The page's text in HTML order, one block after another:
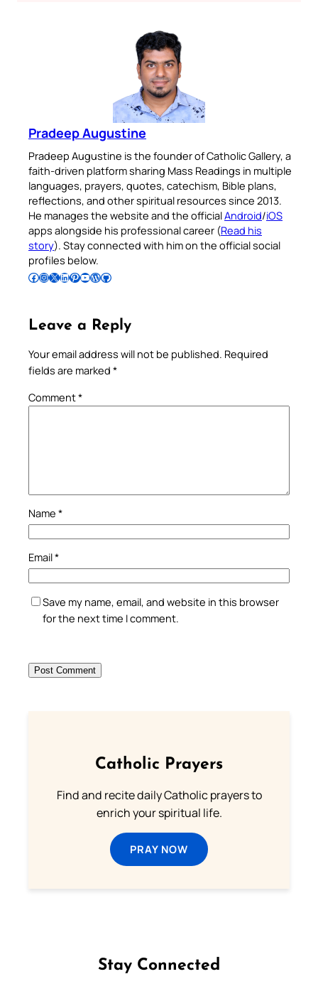
Pradeep Augustine
Pradeep Augustine is the founder of Catholic Gallery, a
faith-driven platform sharing Mass Readings in multiple
languages, prayers, quotes, catechism, Bible plans,
reflections, and other spiritual resources since 2013.
He manages the website and the officialAndroid/iOS
apps alongside his professional career (Read his
story). Stay connected with him on the official social
profiles below.
Follow Pradeep on Facebook Follow Pradeep on InstagramFollow Pradeep on X Follow Pradeep on LinkedIn Follow Pradeep on Pinterest Subscribe to Pradeep’s Youtube Channel Follow Pradeep on WordPress Follow Pradeep on GitHub
Leave a Reply
Your email address will not be published. Required
fields are marked *
Comment*
Name *
Email*
Save my name, email, and website in this browser
for the next time I comment.
Catholic Prayers
Find and recite daily Catholic prayers to
enrich your spiritual life.
PRAY NOW
Stay Connected